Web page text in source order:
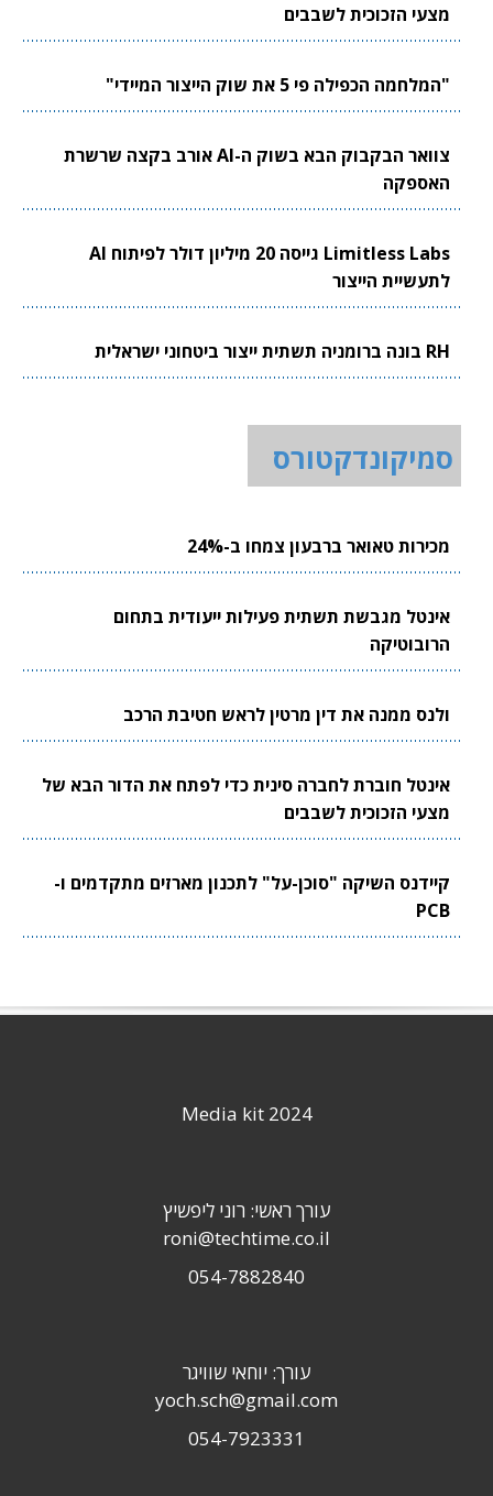
מצעי הזכוכית לשבבים
"המלחמה הכפילה פי 5 את שוק הייצור המיידי"
צוואר הבקבוק הבא בשוק ה-AI אורב בקצה שרשרת
האספקה
Limitless Labs גייסה 20 מיליון דולר לפיתוח AI
לתעשיית הייצור
RH בונה ברומניה תשתית ייצור ביטחוני ישראלית
סמיקונדקטורס
מכירות טאואר ברבעון צמחו ב-24%
אינטל מגבשת תשתית פעילות ייעודית בתחום
הרובוטיקה
ולנס ממנה את דין מרטין לראש חטיבת הרכב
אינטל חוברת לחברה סינית כדי לפתח את הדור הבא של
מצעי הזכוכית לשבבים
קיידנס השיקה "סוכן-על" לתכנון מארזים מתקדמים ו-
PCB
Media kit 2024
עורך ראשי: רוני ליפשיץ
roni@techtime.co.il
054-7882840
עורך: יוחאי שוויגר
yoch.sch@gmail.com
054-7923331